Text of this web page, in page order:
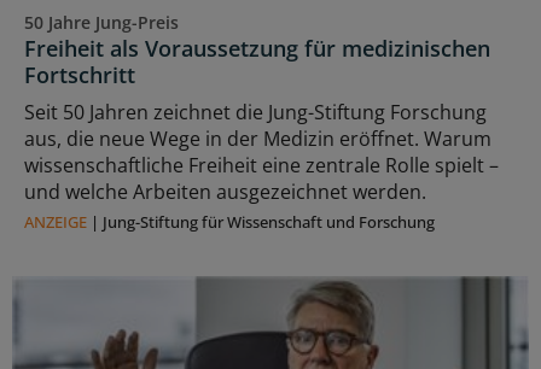
50 Jahre Jung-Preis
Freiheit als Voraussetzung für medizinischen
Fortschritt
Seit 50 Jahren zeichnet die Jung-Stiftung Forschung
aus, die neue Wege in der Medizin eröffnet. Warum
wissenschaftliche Freiheit eine zentrale Rolle spielt –
und welche Arbeiten ausgezeichnet werden.
ANZEIGE | Jung-Stiftung für Wissenschaft und Forschung